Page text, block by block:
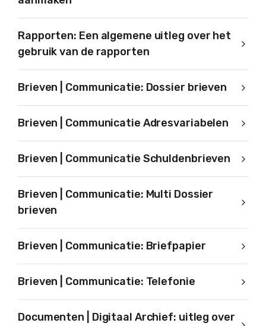
Rapporten: Een algemene uitleg over het
gebruik van de rapporten
Brieven | Communicatie: Dossier brieven
Brieven | Communicatie Adresvariabelen
Brieven | Communicatie Schuldenbrieven
Brieven | Communicatie: Multi Dossier
brieven
Brieven | Communicatie: Briefpapier
Brieven | Communicatie: Telefonie
Documenten | Digitaal Archief: uitleg over